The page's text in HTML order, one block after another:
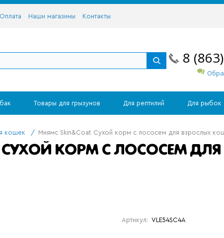
Оплата Наши магазины Контакты
8
Товары для грызунов Для рептилий Для рыбок
кошек / Мнямс Skin&Coat Сухой корм с лососем для взрослых
СУХОЙ КОРМ С ЛОСОСЕМ
Артикул: VLE54SC4A